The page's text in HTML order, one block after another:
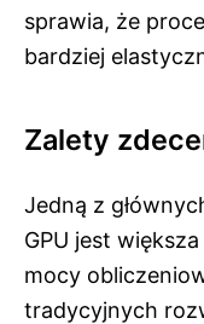
sprawia, że
bardziej
Zalety
Jedną z
GPU jest
mocy
tradycyjnych